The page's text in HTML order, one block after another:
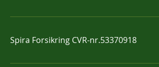
Spira Forsikring CVR-nr.53370918